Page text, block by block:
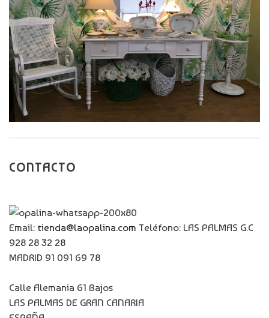
CONTACTO
Email: tienda@laopalina.com Teléfono: LAS PALMAS G.C
928 28 32 28
MADRID 91 091 69 78
Calle Alemania 61 Bajos
LAS PALMAS DE GRAN CANARIA